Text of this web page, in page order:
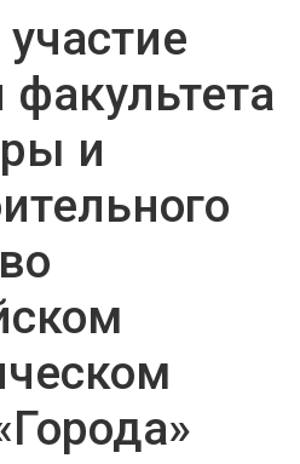
факультета
и